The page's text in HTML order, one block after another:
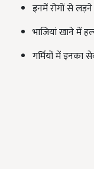
इनमें रोगों से लड़ने
भाजियां खाने में
गर्मियों में इनका